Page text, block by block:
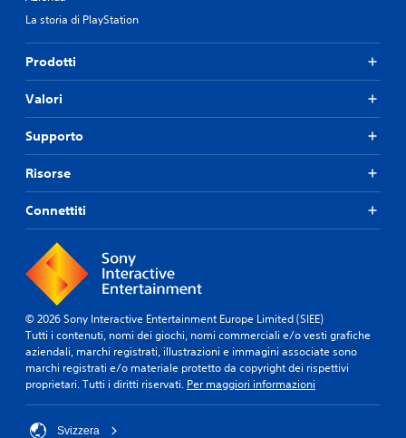
La storia di PlayStation
Prodotti
Valori
Supporto
Risorse
Connettiti
© 2026 Sony Interactive Entertainment Europe Limited (SIEE)
Tutti i contenuti, nomi dei giochi, nomi commerciali e/o vesti grafiche
aziendali, marchi registrati, illustrazioni e immagini associate sono
marchi registrati e/o materiale protetto da copyright dei rispettivi
proprietari. Tutti i diritti riservati. Per maggiori informazioni
Svizzera